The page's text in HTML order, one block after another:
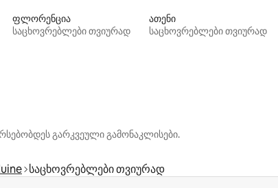
ფლორენცია
საცხოვრებლები თვიურად
ათენი
საცხოვრებლები თვიურად
გარკვეული გამონაკლისები.
საცხოვრებლები თვიურად